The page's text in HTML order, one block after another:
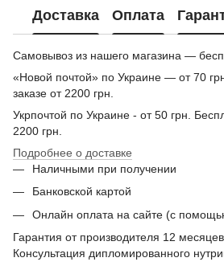
Доставка Оплата
Самовывоз из нашего магазина —
«Новой почтой» по Украине — от 70
заказе от 2200 грн.
Укрпочтой по Украине - от 50 грн.
2200 грн.
Подробнее о доставке
Наличными при получении
Банковской картой
Онлайн оплата на сайте (с
Гарантия от производителя 12 месяцев
Консультация дипломированного